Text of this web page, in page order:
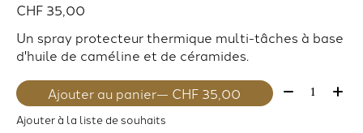
CHF 35,00
Un spray protecteur thermique multi-tâches à base
d'huile de caméline et de céramides.
Ajouter au panier — CHF 35,00 Quantité:
Ajouter à la liste de souhaits